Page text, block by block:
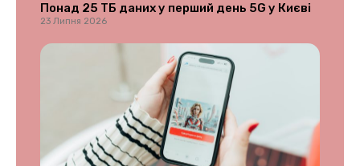
Понад 25 ТБ даних у перший день 5G у Києві
23 Липня 2026